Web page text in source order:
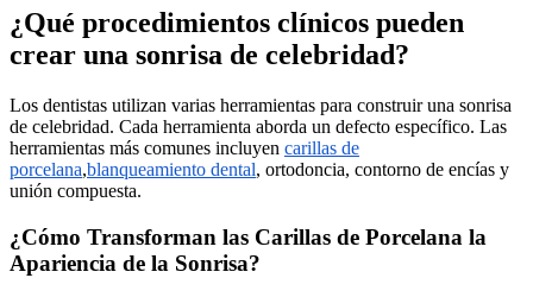
¿Qué procedimientos clínicos pueden
crear una sonrisa de celebridad?
Los dentistas utilizan varias herramientas para construir una sonrisa
de celebridad. Cada herramienta aborda un defecto específico. Las
herramientas más comunes incluyen carillas de
porcelana,blanqueamiento dental, ortodoncia, contorno de encías y
unión compuesta.
¿Cómo Transforman las Carillas de Porcelana la
Apariencia de la Sonrisa?